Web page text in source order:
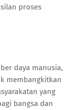
proses
daya manusia,
membangkitkan
yang
bangsa dan